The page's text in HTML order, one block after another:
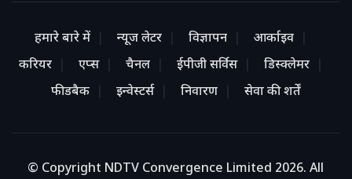
हमारे बारे में न्यूज लेटर विज्ञापन
आर्काइव
करियर
एप्स चैनल ईपीजी सर्विस
डिस्क्लेमर
फीडबैक
इन्वेस्टर्स निवारण सेवा की शर्तें
© Copyright NDTV Convergence Limited 2026. All